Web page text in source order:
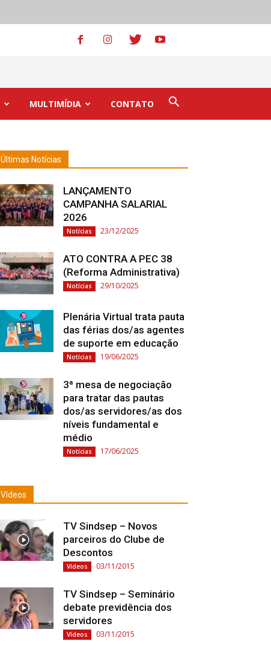
MULTIMÍDIA CONTATO
Últimas Notícias
LANÇAMENTO
CAMPANHA SALARIAL
2026
Notícias 23/12/2025
ATO CONTRA A PEC 38
(Reforma Administrativa)
Notícias 29/10/2025
Plenária Virtual trata pauta
das férias dos/as agentes
de suporte em educação
Notícias 19/06/2025
3ª mesa de negociação
para tratar das pautas
dos/as servidores/as dos
níveis fundamental e
médio
Notícias 17/06/2025
Vídeos
TV Sindsep – Novos
parceiros do Clube de
Descontos
Vídeos 03/11/2015
TV Sindsep – Seminário
debate previdência dos
servidores
Vídeos 03/11/2015